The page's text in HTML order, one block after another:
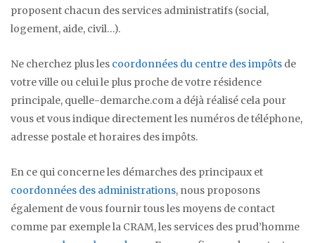
proposent chacun des services administratifs (social,
logement, aide, civil…).
Ne cherchez plus les coordonnées du centre des impôts de
votre ville ou celui le plus proche de votre résidence
principale, quelle-demarche.com a déjà réalisé cela pour
vous et vous indique directement les numéros de téléphone,
adresse postale et horaires des impôts.
En ce qui concerne les démarches des principaux et
coordonnées des administrations, nous proposons
également de vous fournir tous les moyens de contact
comme par exemple la CRAM, les services des prud’homme